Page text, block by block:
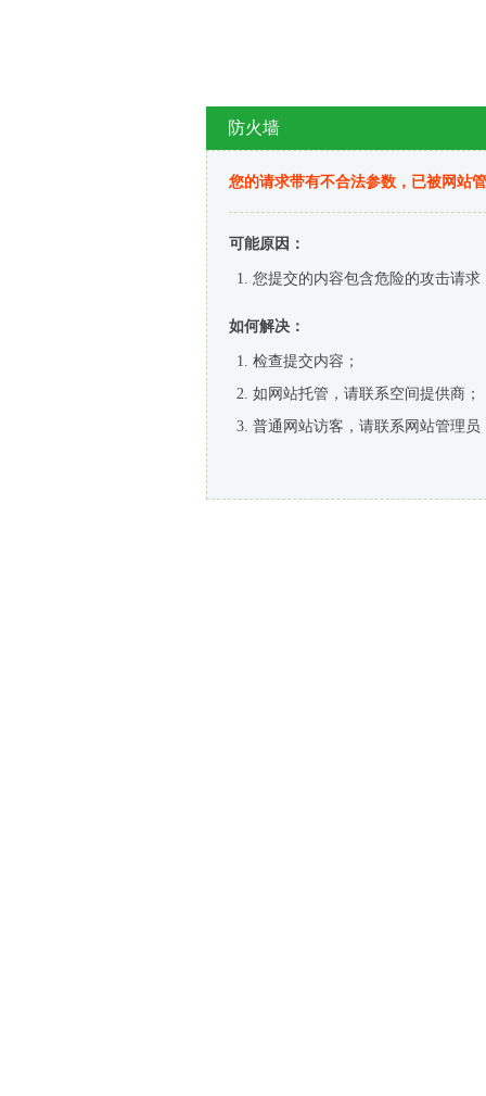
防火墙
您的请求带有不合法参数，已被网站
可能原因：
您提交的内容包含危险的攻击请求
如何解决：
检查提交内容；
如网站托管，请联系空间提供商；
普通网站访客，请联系网站管理员